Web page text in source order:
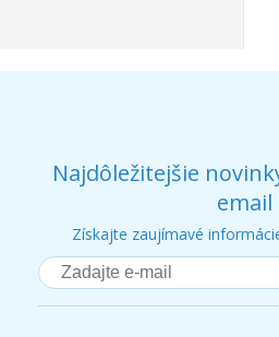
Najdôležitejšie
email
Získajte zaujímavé